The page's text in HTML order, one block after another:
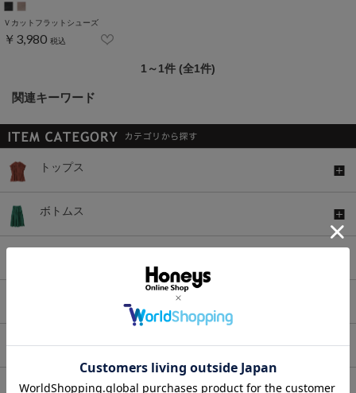
Ｖカットフラットシューズ
￥3,980 税込
1～1件 (全1件)
関連キーワード
トップス
ボトムス
バッグ